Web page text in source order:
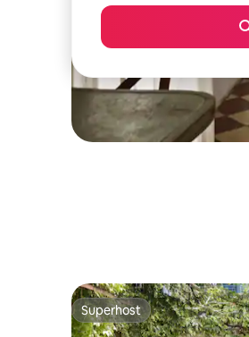
Superhost
Superhost